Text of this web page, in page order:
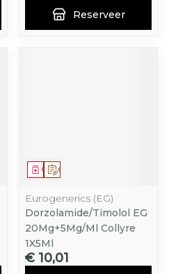
Reserveer
Op voorschrift
Geneesmiddel
Eurogenerics (EG)
Dorzolamide/Timolol EG
20Mg+5Mg/Ml Collyre
1X5Ml
€ 10,01